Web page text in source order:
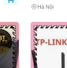
Hà Nội